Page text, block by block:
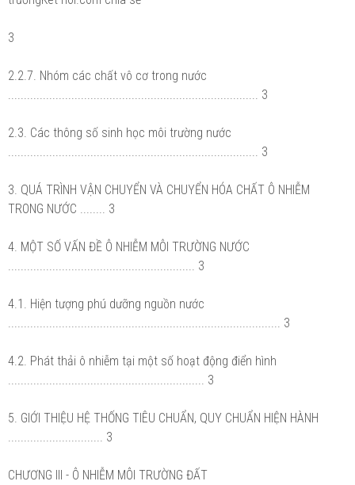
3
2.2.7. Nhóm các chất vô cơ trong nước
............................................................................... 3
2.3. Các thông số sinh học môi trường nước
............................................................................... 3
3. QUÁ TRÌNH VẬN CHUYỂN VÀ CHUYỂN HÓA CHẤT Ô NHIỄM
TRONG NƯỚC ........ 3
4. MỘT SỐ VẤN ĐỀ Ô NHIỄM MÔI TRƯỜNG NƯỚC
........................................................... 3
4.1. Hiện tượng phú dưỡng nguồn nước
...................................................................................... 3
4.2. Phát thải ô nhiễm tại một số hoạt động điển hình
.............................................................. 3
5. GIỚI THIỆU HỆ THỐNG TIÊU CHUẨN, QUY CHUẨN HIỆN HÀNH
.............................. 3
CHƯƠNG III - Ô NHIỄM MÔI TRƯỜNG ĐẤT